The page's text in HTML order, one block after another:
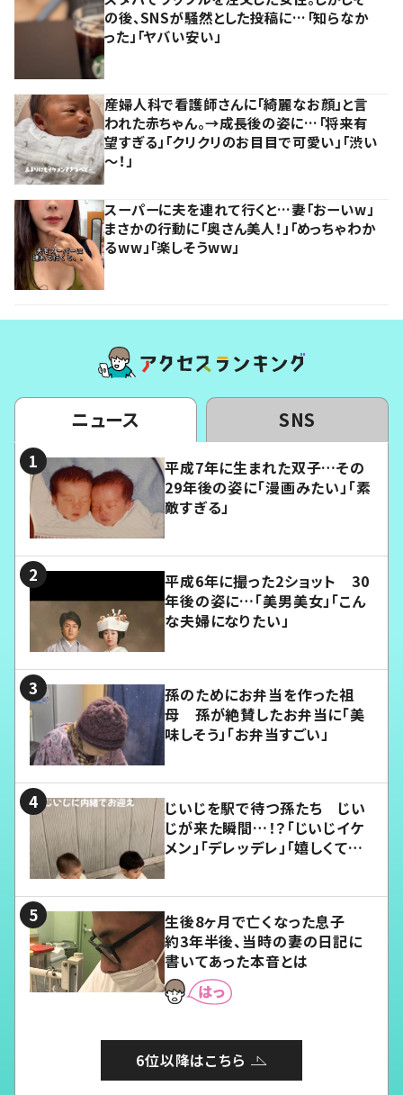
の後、SNSが騒然とした投稿に…「知らなか
った」「ヤバい安い」
産婦人科で看護師さんに「綺麗なお顔」と言
われた赤ちゃん。→成長後の姿に…「将来有
望すぎる」「クリクリのお目目で可愛い」「渋い
～！」
スーパーに夫を連れて行くと…妻「おーいw」
まさかの行動に「奥さん美人！」「めっちゃわか
るww」「楽しそうww」
ニュース SNS
平成7年に生まれた双子…その
29年後の姿に「漫画みたい」「素
敵すぎる」
平成6年に撮った2ショット 30
年後の姿に…「美男美女」「こん
な夫婦になりたい」
孫のためにお弁当を作った祖
母 孫が絶賛したお弁当に「美
味しそう」「お弁当すごい」
じいじを駅で待つ孫たち じい
じが来た瞬間…！？「じいじイケ
メン」「デレッデレ」「嬉しくて可
生後8ヶ月で亡くなった息子
約3年半後、当時の妻の日記に
書いてあった本音とは
6位以降はこちら